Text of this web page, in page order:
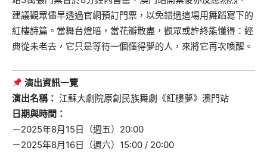
建議觀眾儘早透過官網預訂門票，以免錯過這場用舞蹈寫下的
紅樓詩篇。當舞台燈暗，當花瓣散盡，觀眾或許終能懂得：經
典從未老去，它只是等待一個懂得夢的人，來將它再次喚醒。
演出資訊一覽
演出名稱： 江蘇大劇院原創民族舞劇《紅樓夢》澳門站
日期與時間：
－2025年8月15日（週五）20:00
－2025年8月16日（週六）15:00 / 20:00